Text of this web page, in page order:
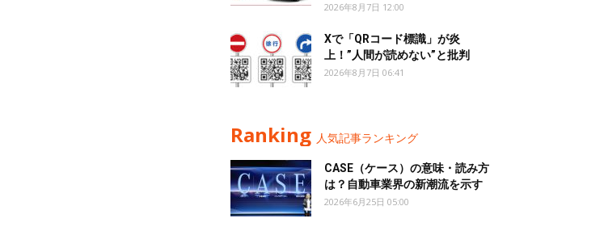
2026年8月7日 12:00
Xで「QRコード標識」が炎
上！”人間が読めない”と批判
2026年8月7日 06:41
Ranking 人気記事ランキング
CASE（ケース）の意味・読み方
は？自動車業界の新潮流を示す
2026年6月25日 05:00